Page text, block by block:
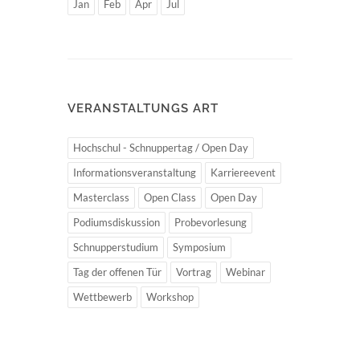
Jan Feb Apr Jul
VERANSTALTUNGS ART
Hochschul - Schnuppertag / Open Day
Informationsveranstaltung
Karriereevent
Masterclass
Open Class
Open Day
Podiumsdiskussion
Probevorlesung
Schnupperstudium
Symposium
Tag der offenen Tür
Vortrag
Webinar
Wettbewerb
Workshop